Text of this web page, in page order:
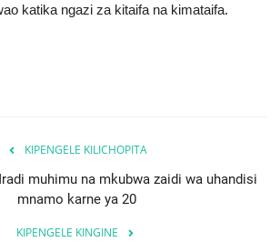
katika ngazi za kitaifa na kimataifa.
KIPENGELE KILICHOPITA
muhimu na mkubwa zaidi wa uhandisi
mnamo karne ya 20
KIPENGELE KINGINE